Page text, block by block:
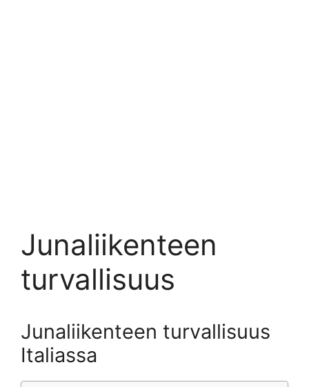
Junaliikenteen
turvallisuus
Junaliikenteen turvallisuus
Italiassa